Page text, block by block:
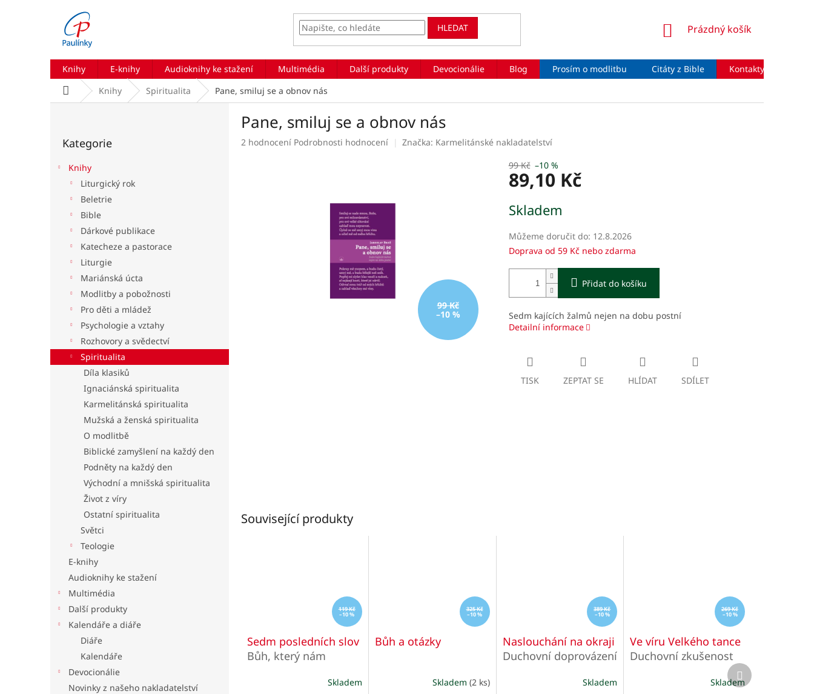
HLEDAT
NÁKUPNÍ
Prázdný košík
Knihy E-knihy Audioknihy ke stažení Multimédia Další produkty Devocionálie Blog Prosím o modlitbu Citáty z Bible Kontakty
Domů Knihy Spiritualita Pane, smiluj se a obnov nás
kategorie
Kategorie
Knihy
Liturgický rok
Beletrie
Bible
Dárkové publikace
Katecheze a pastorace
Liturgie
Mariánská úcta
Modlitby a pobožnosti
Pro děti a mládež
Psychologie a vztahy
Rozhovory a svědectví
Spiritualita
Díla klasiků
Ignaciánská spiritualita
Karmelitánská spiritualita
Mužská a ženská spiritualita
O modlitbě
Biblické zamyšlení na každý den
Podněty na každý den
Východní a mnišská spiritualita
Život z víry
Ostatní spiritualita
Světci
Teologie
E-knihy
Audioknihy ke stažení
Multimédia
Další produkty
Kalendáře a diáře
Diáře
Kalendáře
Devocionálie
Novinky z našeho nakladatelství
Pane, smiluj se a obnov nás
Průměrné
2 hodnocení Podrobnosti hodnocení Značka: Karmelitánské nakladatelství
99 Kč
–10 %
99 Kč –10 %
89,10 Kč
cena:
Skladem
Můžeme doručit do: 12.8.2026
Doprava od 59 Kč nebo zdarma
Přidat do košíku
Sedm kajících žalmů nejen na dobu postní
Detailní informace
TISK ZEPTAT SE HLÍDAT SDÍLET
Související produkty
119 Kč
–10 %
Sedm posledních slov
Bůh, který nám
Skladem
325 Kč
–10 %
Bůh a otázky
Skladem (2 ks)
389 Kč
–10 %
Naslouchání na okraji
Duchovní doprovázení
Skladem
269 Kč
–10 %
Ve víru Velkého tance
Duchovní zkušenost
přítomná v literárním
díle C. S. LewiseSkladem
Další
produkt